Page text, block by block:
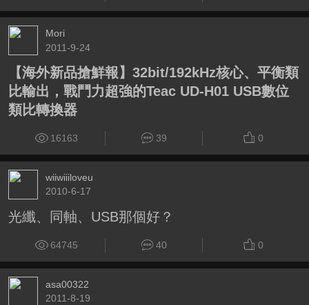
Mori
2011-9-24
【海外新品搶鮮報】32bit/192kHz核心、平衡類
比輸出，戰鬥力超強的Teac UD-H01 USB數位
類比轉換器
16163 39 0
wiiwiiiloveu
2010-6-17
光纖、同軸、USB那個好？
64745 40 0
asa00322
2011-8-19